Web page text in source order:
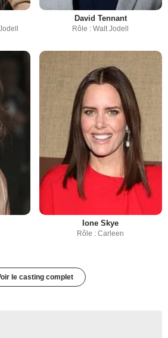
David Tennant
Rôle : Walt Jodell
Ione Skye
Rôle : Carleen
le casting complet